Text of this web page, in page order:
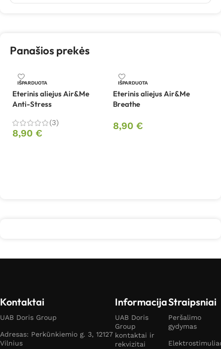
Panašios prekės
IŠPARDUOTA
Eterinis aliejus Air&Me
Anti-Stress
(3)
8,90 €
IŠPARDUOTA
Eterinis aliejus Air&Me
Breathe
8,90 €
Kontaktai
UAB Doris Group
Adresas: Perkūnkiemio g. 3, 12127
Vilnius
Informacija
UAB Doris
Group
kontaktai ir
rekvizitai
Straipsniai
Peršalimo
gydymas